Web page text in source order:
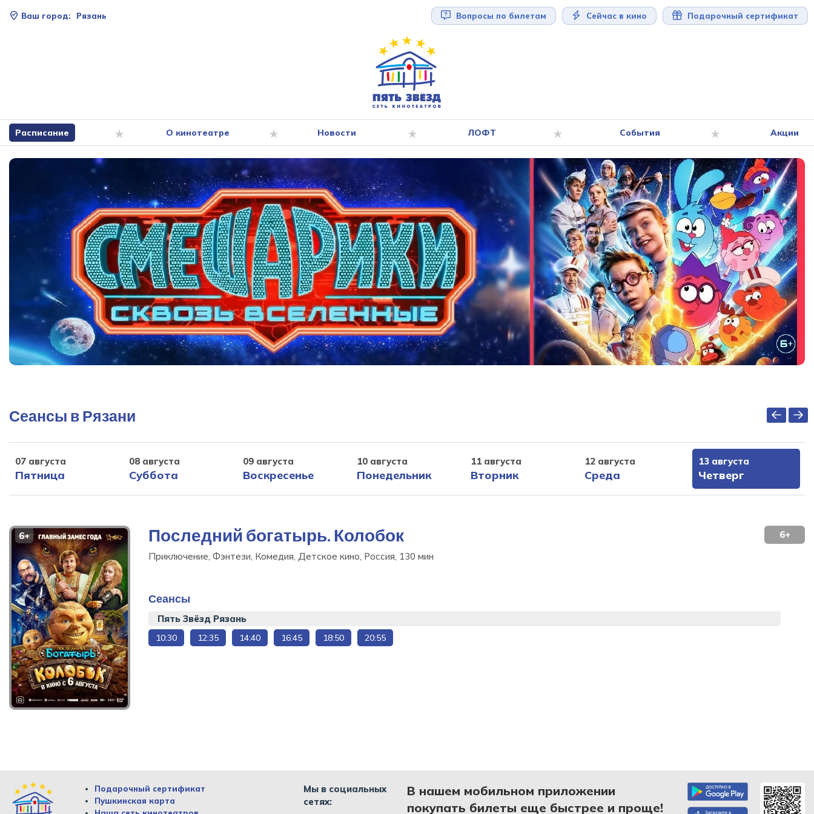
Ваш город: Рязань Вопросы по билетам Сейчас в кино Подарочный сертификат
Расписание О кинотеатре Новости ЛОФТ События Акции
Сеансы в Рязани
07 августа
Пятница
08 августа
Суббота
09 августа
Воскресенье
10 августа
Понедельник
11 августа
Вторник
12 августа
Среда
13 августа
Четверг
6+
Купить билет
Последний богатырь. Колобок
Приключение, Фэнтези, Комедия, Детское кино, Россия, 130 мин
6+
Сеансы
Пять Звёзд Рязань
10:30 12:35 14:40 16:45 18:50 20:55
В нашем мобильном приложении
покупать билеты еще быстрее и проще!
Мы в социальных
сетях:
Подарочный сертификат
Пушкинская карта